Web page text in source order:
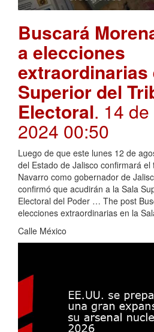
Buscará
a elecciones
extraordinarias
Superior del
Electoral. 14
2024 00:50
Luego de que este lunes 12 de
del Estado de Jalisco confirmará
Navarro como gobernador de
confirmó que acudirán a la Sala
Electoral del Poder … The post
elecciones extraordinarias en la
Calle México